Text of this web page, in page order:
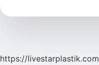
Gün
https://livestarplastik.com